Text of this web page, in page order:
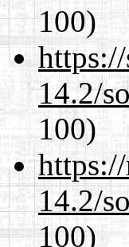
100)
14.2/
100)
14.2/
100)